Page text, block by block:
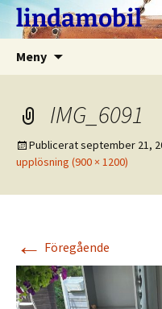
Hoppalindamobil
Meny
IMG_6091
Publiceratseptember 21,
upplösning (900 × 1200)
← Föregående